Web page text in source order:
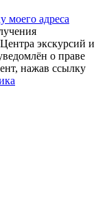
моего адреса
экскурсий и
о праве
нажав ссылку